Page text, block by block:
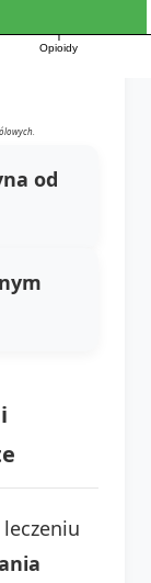
Opioidy
od